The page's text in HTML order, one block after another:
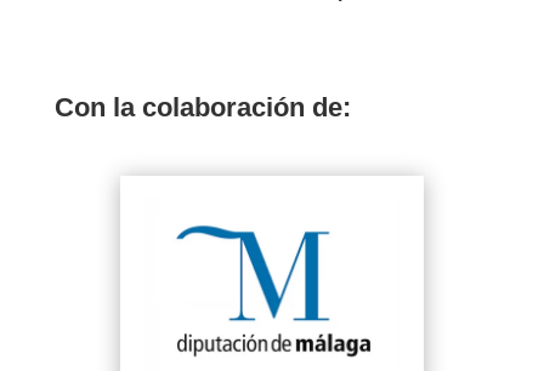
Con la colaboración de: